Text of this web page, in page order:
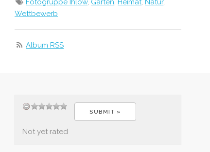
Fotogruppe Ihlow, Garten,Heimat,Natur,
Wettbewerb
Album RSS
Not yet rated